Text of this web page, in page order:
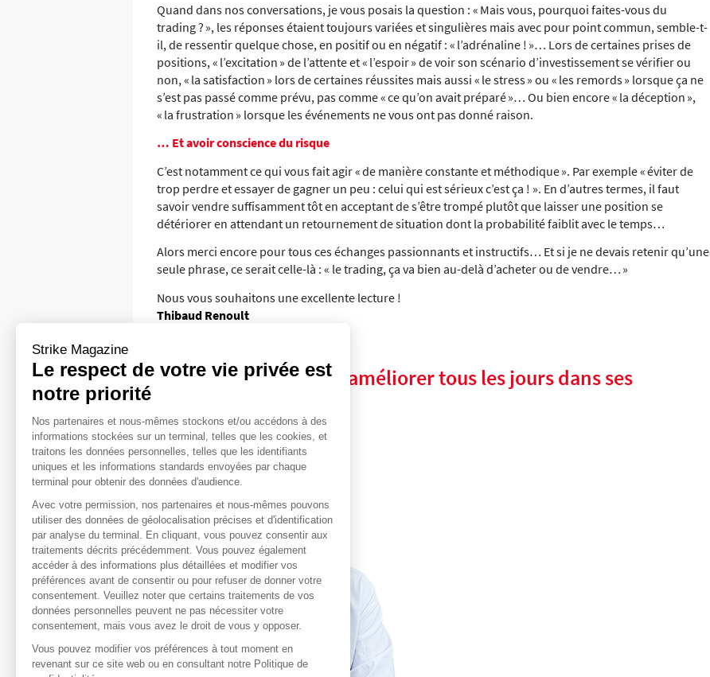
Quand dans nos conversations, je vous posais la question : « Mais vous, pourquoi faites-vous du
trading ? », les réponses étaient toujours variées et singulières mais avec pour point commun, semble-t-
il, de ressentir quelque chose, en positif ou en négatif : « l’adrénaline ! »… Lors de certaines prises de
positions, « l’excitation » de l’attente et« l’espoir » de voir son scénario d’investissement se vérifier ou
non, « la satisfaction » lors de certaines réussites mais aussi « le stress » ou « les remords » lorsque ça ne
s’est pas passé comme prévu, pas comme« ce qu’on avait préparé »… Ou bien encore« la déception »,
« la frustration » lorsque les événements ne vous ont pas donné raison.
… Et avoir conscience du risque
C’est notamment ce qui vous fait agir« de manière constante et méthodique ». Par exemple« éviter de
trop perdre et essayer de gagner un peu : celui qui est sérieux c’est ça ! ». En d’autres termes, il faut
savoir vendre suffisamment tôt en acceptant de s’être trompé plutôt que laisser une position se
détériorer en attendant un retournement de situation dont la probabilité faiblit avec le temps…
Alors merci encore pour tous ces échanges passionnants et instructifs… Et si je ne devais retenir qu’une
seule phrase, ce serait celle-là : « le trading, ça va bien au-delà d’acheter ou de vendre… »
Nous vous souhaitons une excellente lecture !
Thibaud Renoult
“Avoir la volonté de s’améliorertous les jours dans ses
Strike Magazine
Le respect de votre vie privée est
notre priorité
Nos partenaires et nous-mêmes stockons et/ou accédons à des
informations stockées sur un terminal, telles que les cookies, et
traitons les données personnelles, telles que les identifiants
uniques et les informations standards envoyées par chaque
terminal pour obtenir des données d'audience.
Avec votre permission, nos partenaires et nous-mêmes pouvons
utiliser des données de géolocalisation précises et d'identification
par analyse du terminal. En cliquant, vous pouvez consentir aux
traitements décrits précédemment. Vous pouvez également
accéder à des informations plus détaillées et modifier vos
préférences avant de consentir ou pour refuser de donner votre
consentement. Veuillez noter que certains traitements de vos
données personnelles peuvent ne pas nécessiter votre
consentement, mais vous avez le droit de vous y opposer.
Vous pouvez modifier vos préférences à tout moment en
revenant sur ce site web ou en consultant notre Politique de